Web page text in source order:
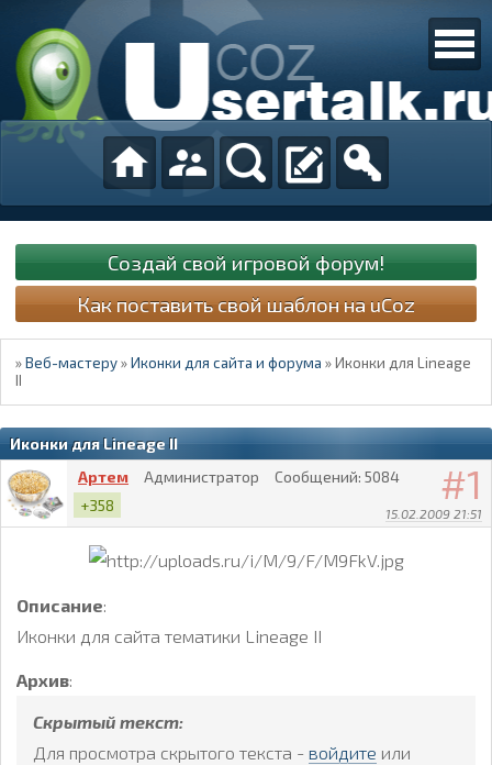
Создай свой игровой форум!
Как поставить свой шаблон на uCoz
»Веб-мастеру »Иконки для сайта и форума »Иконки для Lineage
II
Иконки для Lineage II
1
15.02.2009 21:51
Артем Администратор Сообщений: 5084
+358
Описание:
Иконки для сайта тематики Lineage II
Архив:
Скрытый текст:
Для просмотра скрытого текста - войдите или